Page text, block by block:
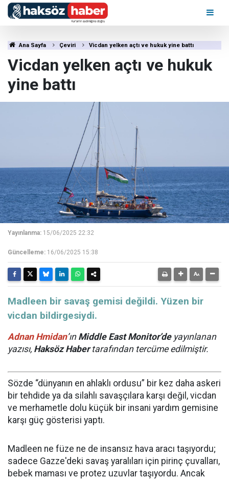
Ana Sayfa Çeviri Vicdan yelken açtı ve hukuk yine battı
Vicdan yelken açtı ve hukuk
yine battı
Yayınlanma: 15/06/2025 22:32
Güncelleme: 16/06/2025 15:38
Madleen bir savaş gemisi değildi. Yüzen bir
vicdan bildirgesiydi.
Adnan Hmidan’ın Middle East Monitor’deyayınlanan
yazısı, Haksöz Habertarafından tercüme edilmiştir.
Sözde “dünyanın en ahlaklı ordusu” bir kez daha askeri
bir tehdide ya da silahlı savaşçılara karşı değil, vicdan
ve merhametle dolu küçük bir insani yardım gemisine
karşı güç gösterisi yaptı.
Madleen ne füze ne de insansız hava aracı taşıyordu;
sadece Gazze'deki savaş yaralıları için pirinç çuvalları,
bebek maması ve protez uzuvlar taşıyordu. Ancak